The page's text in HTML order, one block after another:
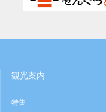
観光案内
特集